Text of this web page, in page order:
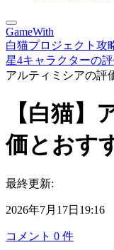
GameWith
白猫プロジェクト攻
星4キャラクターの
アルティミシアの評
【白猫】
価とおす
最終更新:
2026年7月17日19:16
コメント 0 件